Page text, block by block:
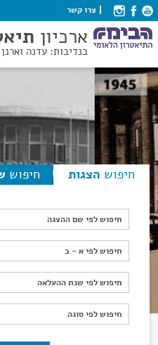
צרו קשר
ארכיון
בנדיבות: עדנה
חיפוש הצגות חיפוש
חיפוש לפי שם ההצגה
חיפוש לפי א - ב
חיפוש לפי א - ב
חיפוש לפי שנת ההעלאה
חיפוש לפי שנת ההעלאה
חיפוש לפי סוגה
חיפוש לפי סוגה